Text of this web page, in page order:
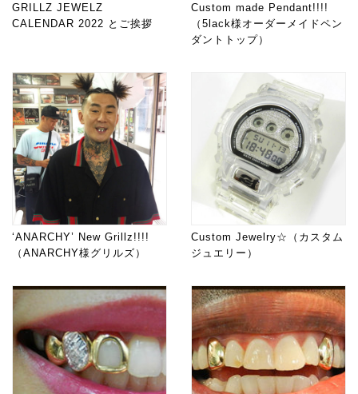
GRILLZ JEWELZ
CALENDAR 2022 とご挨拶
Custom made Pendant!!!!
（5lack様オーダーメイドペン
ダントトップ）
‘ANARCHY’ New Grillz!!!!
（ANARCHY様グリルズ）
Custom Jewelry☆（カスタム
ジュエリー）